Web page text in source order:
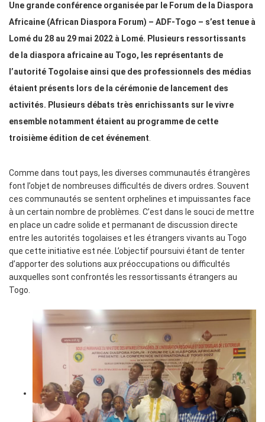
Une grande conférence organisée par le Forum de la Diaspora
Africaine (African Diaspora Forum) – ADF-Togo – s’est tenue à
Lomé du 28 au 29 mai 2022 à Lomé. Plusieurs ressortissants
de la diaspora africaine au Togo, les représentants de
l’autorité Togolaise ainsi que des professionnels des médias
étaient présents lors de la cérémonie de lancement des
activités. Plusieurs débats très enrichissants sur le vivre
ensemble notamment étaient au programme de cette
troisième édition de cet événement.
Comme dans tout pays, les diverses communautés étrangères
font l’objet de nombreuses difficultés de divers ordres. Souvent
ces communautés se sentent orphelines et impuissantes face
à un certain nombre de problèmes. C’est dans le souci de mettre
en place un cadre solide et permanant de discussion directe
entre les autorités togolaises et les étrangers vivants au Togo
que cette initiative est née. L’objectif poursuivi étant de tenter
d’apporter des solutions aux préoccupations ou difficultés
auxquelles sont confrontés les ressortissants étrangers au
Togo.